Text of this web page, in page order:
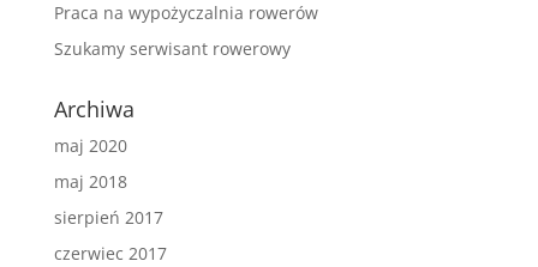
Praca na wypożyczalnia rowerów
Szukamy serwisant rowerowy
Archiwa
maj 2020
maj 2018
sierpień 2017
czerwiec 2017